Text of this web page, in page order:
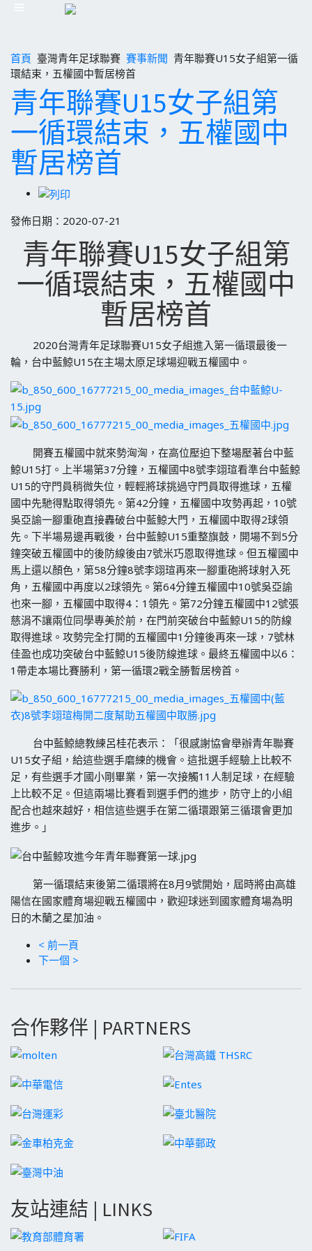
首頁 臺灣青年足球聯賽 賽事新聞 青年聯賽U15女子組第一循
環結束，五權國中暫居榜首
青年聯賽U15女子組第
一循環結束，五權國中
暫居榜首
發佈日期：2020-07-21
青年聯賽U15女子組第
一循環結束，五權國中
暫居榜首
2020台灣青年足球聯賽U15女子組進入第一循環最後一
輪， 台中藍鯨U15在主場太原足球場迎戰五權國中。
開賽五權國中就來勢洶洶，在高位壓迫下整場壓著台中藍
鯨U15打 。上半場第37分鐘，五權國中8號李翊瑄看準台中藍鯨
U15的守門員稍微失位，輕輕將球挑過守門員取得進球， 五權
國中先馳得點取得領先。第42分鐘，五權國中攻勢再起，10號
吳亞諭一腳重砲直接轟破台中藍鯨大門，五權國中取得2球領
先。 下半場易邊再戰後，台中藍鯨U15重整旗鼓，開場不到5分
鐘突破五權國中的後防線後由7號米巧恩取得進球。 但五權國中
馬上還以顏色，第58分鐘8號李翊瑄再來一腳重砲將球射入死
角，五權國中再度以2球領先。第64分鐘五權國中10號吳亞諭
也來一腳，五權國中取得4：1領先。第72分鐘五權國中12號張
慈涓不讓兩位同學專美於前，在門前突破台中藍鯨U15的防線
取得進球。攻勢完全打開的五權國中1分鐘後再來一球，7號林
佳盈也成功突破台中藍鯨U15後防線進球。最終五權國中以6：
1帶走本場比賽勝利，第一循環2戰全勝暫居榜首。
台中藍鯨總教練呂桂花表示：「很感謝協會舉辦青年聯賽
U15女子組，給這些選手磨練的機會。這批選手經驗上比較不
足， 有些選手才國小剛畢業，第一次接觸11人制足球， 在經驗
上比較不足。但這兩場比賽看到選手們的進步， 防守上的小組
配合也越來越好， 相信這些選手在第二循環跟第三循環會更加
進步。」
第一循環結束後第二循環將在8月9號開始， 屆時將由高雄
陽信在國家體育場迎戰五權國中， 歡迎球迷到國家體育場為明
日的木蘭之星加油。
< 前一頁
下一個 >
合作夥伴 | PARTNERS
友站連結 | LINKS